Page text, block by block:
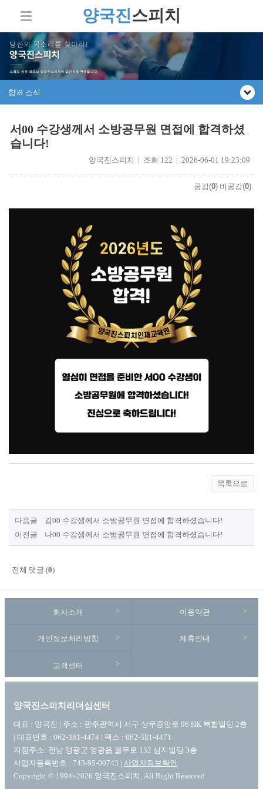
양국진스피치
합격 소식
서00 수강생께서 소방공무원 면접에 합격하셨
습니다!
양국진스피치 | 조회 122 | 2026-06-01 19:23:09
공감(0) 비공감(0)
목록으로
다음글 김00 수강생께서 소방공무원 면접에 합격하셨습니다!
이전글 나00 수강생께서 소방공무원 면접에 합격하셨습니다!
전체 댓글 (0)
회사소개 이용약관
개인정보처리방침 제휴안내
고객센터
양국진스피치리더십센터
대표 : 양국진 | 주소 : 광주광역시 서구 상무중앙로 96 HK 복합빌딩 2층
| 대표번호 : 062-381-4474 | 팩스 : 062-381-4471
지점주소: 전남 영광군 영광읍 물무로 132 심지빌딩 3층
사업자등록번호 : 743-95-00743 | 사업자정보확인
Copyright © 1994~2026 양국진스피치, All Right Reserved